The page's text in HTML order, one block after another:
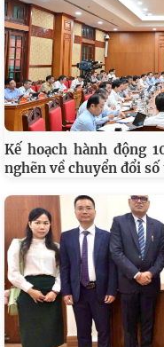
Kế hoạch hành động
nghẽn về chuyển đổi